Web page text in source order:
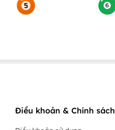
Điều khoản & Chính sách